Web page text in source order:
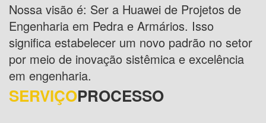
Nossa visão é: Ser a Huawei de Projetos de
Engenharia em Pedra e Armários. Isso
significa estabelecer um novo padrão no setor
por meio de inovação sistêmica e excelência
em engenharia.
SERVIÇOPROCESSO